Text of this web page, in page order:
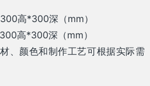
高*300深（mm）
*300深（mm）
、颜色和制作工艺可根据实际需